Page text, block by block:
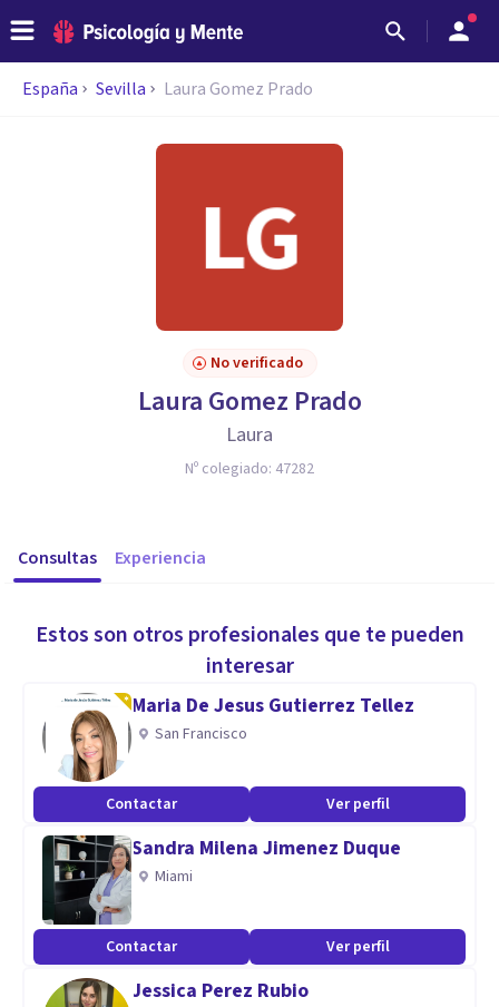
España Sevilla Laura Gomez Prado
No verificado
Laura Gomez Prado
Laura
Nº colegiado: 47282
Consultas Experiencia
Estos son otros profesionales que te pueden
interesar
Maria De Jesus Gutierrez Tellez
San Francisco
Contactar Ver perfil
Sandra Milena Jimenez Duque
Miami
Contactar Ver perfil
Jessica Perez Rubio